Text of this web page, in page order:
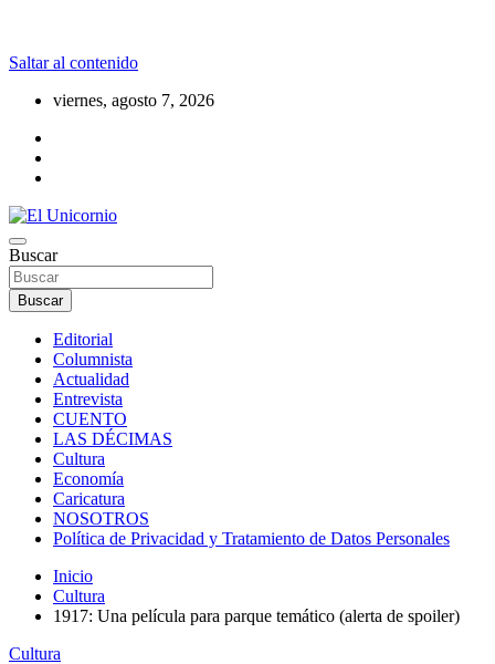
Saltar al contenido
viernes, agosto 7, 2026
El Unicornio
La realidad supera la fantasía
Buscar
Buscar
Editorial
Columnista
Actualidad
Entrevista
CUENTO
LAS DÉCIMAS
Cultura
Economía
Caricatura
NOSOTROS
Política de Privacidad y Tratamiento de Datos Personales
Inicio
Cultura
1917: Una película para parque temático (alerta de spoiler)
Cultura